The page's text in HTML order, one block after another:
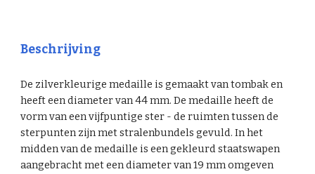
Beschrijving
De zilverkleurige medaille is gemaakt van tombak en
heeft een diameter van 44 mm. De medaille heeft de
vorm van een vijfpuntige ster - de ruimten tussen de
sterpunten zijn met stralenbundels gevuld. In het
midden van de medaille is een gekleurd staatswapen
aangebracht met een diameter van 19 mm omgeven